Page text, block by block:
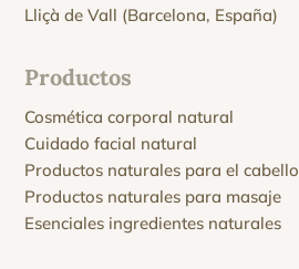
Lliçà de Vall (Barcelona, España)
Productos
Cosmética corporal natural
Cuidado facial natural
Productos naturales para el cabello
Productos naturales para masaje
Esenciales ingredientes naturales